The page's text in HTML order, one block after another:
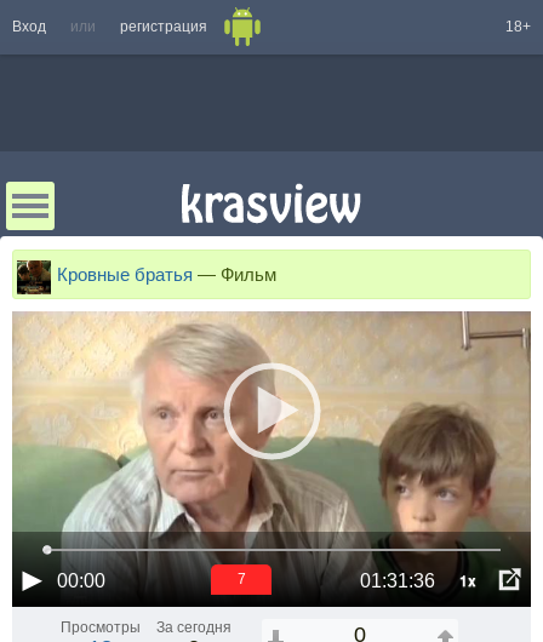
Вход или регистрация 18+
Кровные братья — Фильм
00:00 01:31:36 1x
7
Просмотры За сегодня 0